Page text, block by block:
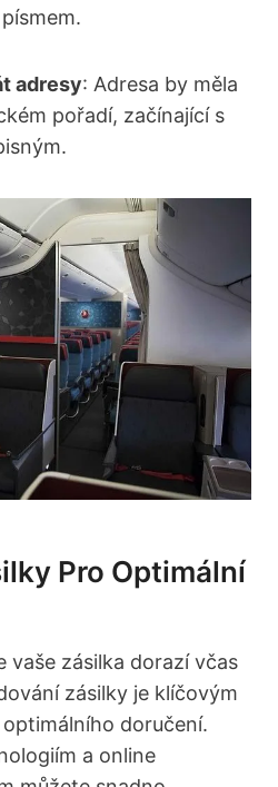
adresy: Adresa by měla
pořadí, začínající s
Pro Optimální
vaše zásilka dorazí včas
zásilky je klíčovým
doručení.
a online